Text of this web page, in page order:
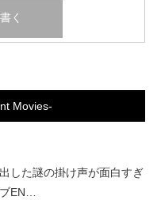
Movies-
した謎の掛け声が面白すぎ
EN…